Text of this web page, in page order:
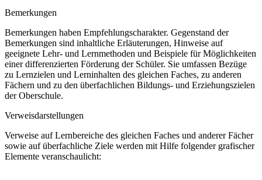
Bemerkungen
Bemerkungen haben Empfehlungscharakter. Gegenstand der
Bemerkungen sind inhaltliche Erläuterungen, Hinweise auf
geeignete Lehr- und Lernmethoden und Beispiele für Möglichkeiten
einer differenzierten Förderung der Schüler. Sie umfassen Bezüge
zu Lernzielen und Lerninhalten des gleichen Faches, zu anderen
Fächern und zu den überfachlichen Bildungs- und Erziehungszielen
der Oberschule.
Verweisdarstellungen
Verweise auf Lernbereiche des gleichen Faches und anderer Fächer
sowie auf überfachliche Ziele werden mit Hilfe folgender grafischer
Elemente veranschaulicht: